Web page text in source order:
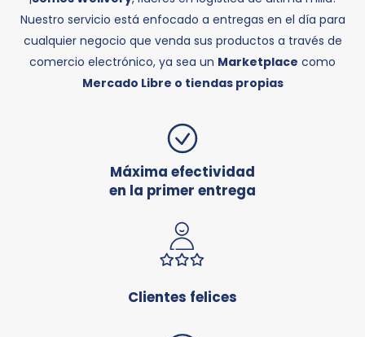
Nuestro servicio está enfocado a entregas en el día para
cualquier negocio que venda sus productos a través de
comercio electrónico, ya sea un Marketplace como
Mercado Libre o tiendas propias
Máxima efectividad
en la primer entrega
Clientes felices